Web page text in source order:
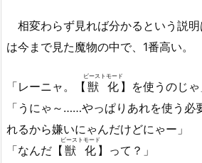
相変わらず見れば分かるという説
は今まで見た魔物の中で、1番高い。
「レーニャ。【 獣化
ビーストモード
】を使うのじゃ
「うにゃ～……やっぱりあれを使う必
れるから嫌いにゃんだけどにゃー」
「なんだ【 獣化
ビーストモード
】って？」